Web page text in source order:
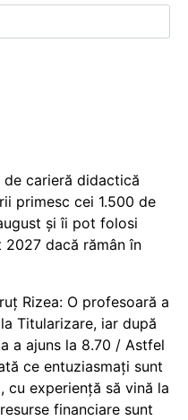
de carieră didactică
primesc cei 1.500 de
și îi pot folosi
2027 dacă rămân în
Rizea: O profesoară a
Titularizare, iar după
a ajuns la 8.70 / Astfel
ce entuziasmați sunt
cu experiență să vină la
financiare sunt